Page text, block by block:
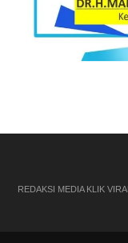
REDAKSI MEDIA KLIK VIRAL